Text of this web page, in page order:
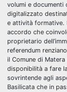
volumi e documenti
digitalizzato
e attività formative.
accordo che
proprietario
referendum
il Comune di
disponibilità a fare
sovrintende agli
Basilicata che in